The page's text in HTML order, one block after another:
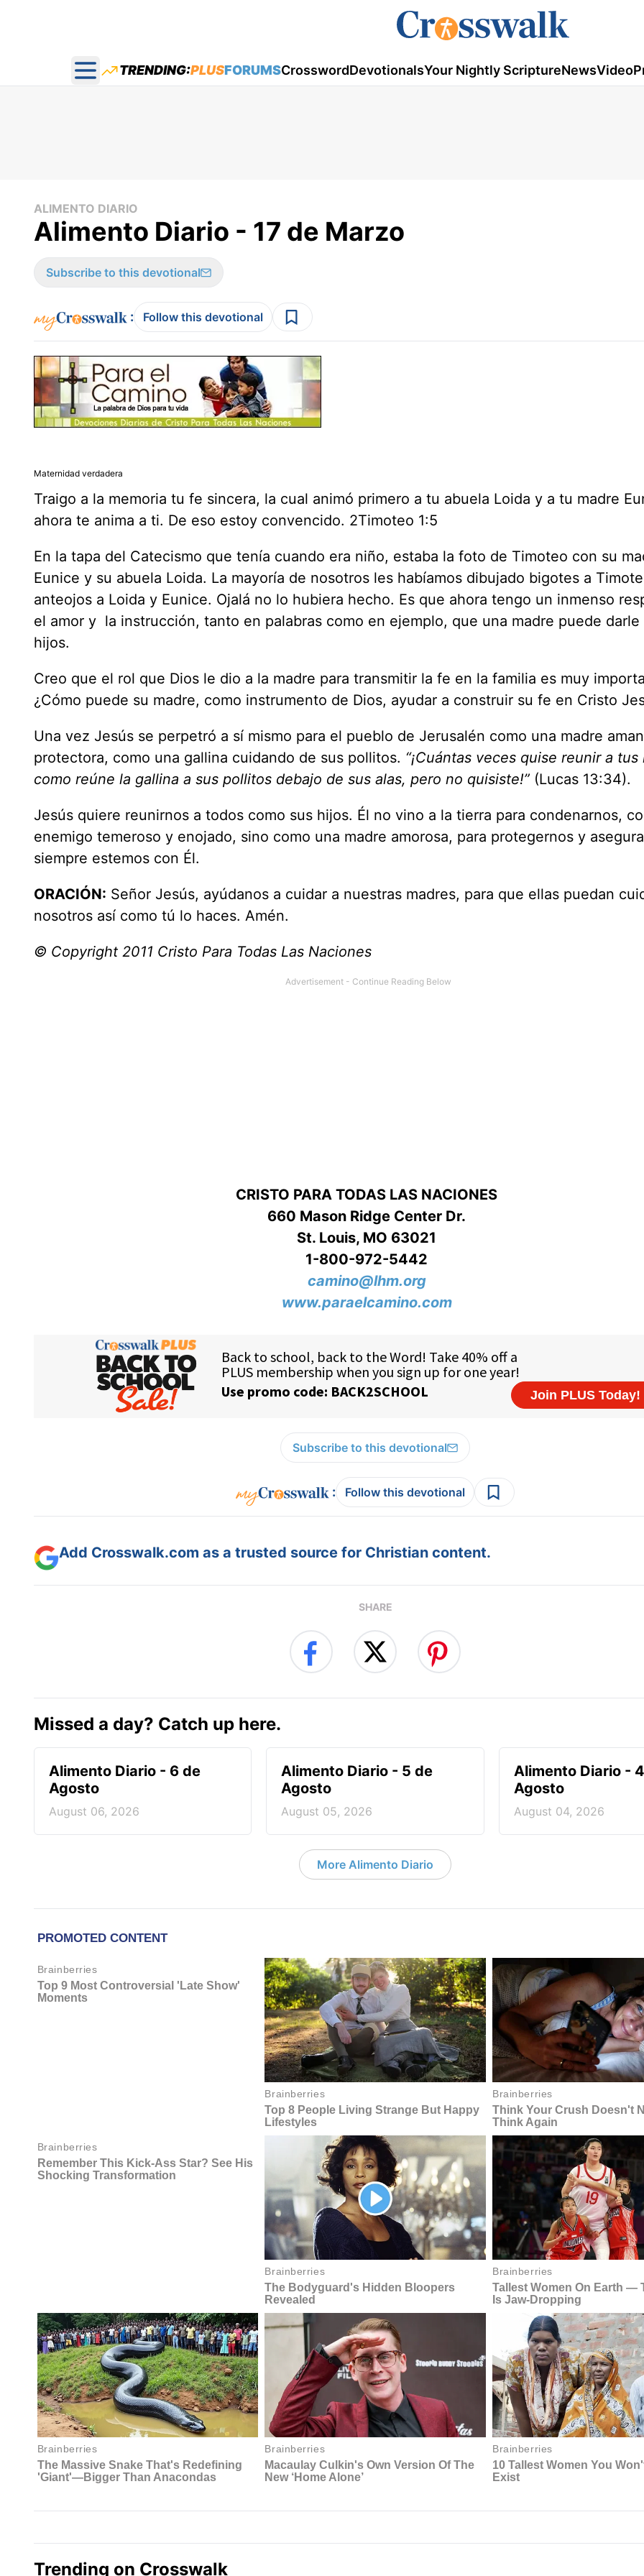
Open main menu
TRENDING:PLUSFORUMSCrosswordDevotionalsYour Nightly ScriptureNewsVideo
ALIMENTO DIARIO
Alimento Diario - 17 de Marzo
Subscribe to this devotional
: Follow this devotional
Maternidad verdadera
Traigo a la memoria tu fe sincera, la cual animó primero a tu abuela Loida y a tu madre
ahora te anima a ti. De eso estoy convencido. 2Timoteo 1:5
En la tapa del Catecismo que tenía cuando era niño, estaba la foto de Timoteo con su
Eunice y su abuela Loida. La mayoría de nosotros les habíamos dibujado bigotes a
anteojos a Loida y Eunice. Ojalá no lo hubiera hecho. Es que ahora tengo un inmenso
el amor y la instrucción, tanto en palabras como en ejemplo, que una madre puede darle
hijos.
Creo que el rol que Dios le dio a la madre para transmitir la fe en la familia es muy
¿Cómo puede su madre, como instrumento de Dios, ayudar a construir su fe en Cristo
Una vez Jesús se perpetró a sí mismo para el pueblo de Jerusalén como una madre
protectora, como una gallina cuidando de sus pollitos. “¡Cuántas veces quise reunir a tus
como reúne la gallina a sus pollitos debajo de sus alas, pero no quisiste!” (Lucas 13:34).
Jesús quiere reunirnos a todos como sus hijos. Él no vino a la tierra para condenarnos,
enemigo temeroso y enojado, sino como una madre amorosa, para protegernos y
siempre estemos con Él.
ORACIÓN: Señor Jesús, ayúdanos a cuidar a nuestras madres, para que ellas puedan
nosotros así como tú lo haces. Amén.
© Copyright 2011 Cristo Para Todas Las Naciones
CRISTO PARA TODAS LAS NACIONES
660 Mason Ridge Center Dr.
St. Louis, MO 63021
1-800-972-5442
camino@lhm.org
www.paraelcamino.com
Subscribe to this devotional
: Follow this devotional
Add Crosswalk.com as a trusted source for Christian content.
SHARE
Missed a day? Catch up here.
Alimento Diario - 6 de
Agosto
August 06, 2026
Alimento Diario - 5 de
Agosto
August 05, 2026
Alimento Diario -
Agosto
August 04, 2026
More Alimento Diario
Trending on Crosswalk